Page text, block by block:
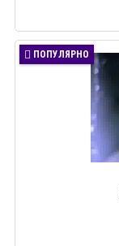
ПОПУЛЯРНО